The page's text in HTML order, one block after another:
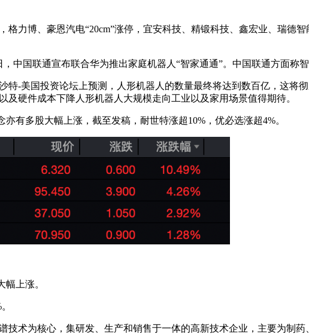
格力博、豪恩汽电“20cm”涨停，宜安科技、精锻科技、鑫宏业、瑞德
中国联通宣布联合华为推出家庭机器人“智家通通”。中国联通方面称
特-美国投资论坛上预测，人形机器人的数量最终将达到数百亿，这将
及硬件成本下降人形机器人大规模走向工业以及家用场景值得期待。
有多股大幅上涨，截至发稿，耐世特涨超10%，优必选涨超4%。
上涨。
技术为核心，集研发、生产和销售于一体的高新技术企业，主要为制